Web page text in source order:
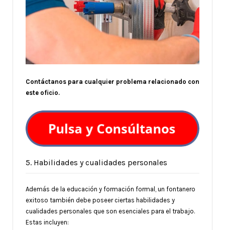
Contáctanos para cualquier problema relacionado con
este oficio.
5. Habilidades y cualidades personales
Además de la educación y formación formal, un fontanero
exitoso también debe poseer ciertas habilidades y
cualidades personales que son esenciales para el trabajo.
Estas incluyen: